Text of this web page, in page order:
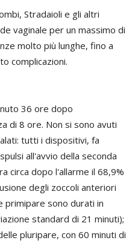
Stradaioli e gli altri
vaginale per un massimo di
molto più lunghe, fino a
complicazioni.
36 ore dopo
di 8 ore. Non si sono avuti
tutti i dispositivi, fa
all'avvio della seconda
circa dopo l'allarme il 68,9%
degli zoccoli anteriori
primipare sono durati in
standard di 21 minuti);
pluripare, con 60 minuti di